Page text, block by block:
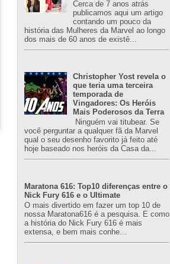
Cerca de 7 anos atrás
publicamos aqui um artigo
contando um pouco da
história das Mulheres da Marvel ao longo
dos mais de 60 anos de existê...
Christopher Yost revela o
que teria uma terceira
temporada de
Vingadores: Os Heróis
Mais Poderosos da Terra
Ninguém vai titubear. Se
você perguntar a qualquer fã da Marvel
qual o seu desenho favorito já feito até
hoje baseado nos heróis da Casa da...
Maratona 616: Top10 diferenças entre o
Nick Fury 616 e o Ultimate
O mais divertido em fazer um top 10 de
nossa Maratona616 é a pesquisa. E como
a história do Nick Fury 616 é mais
extensa, e bem mais conhe...